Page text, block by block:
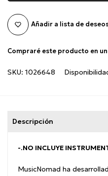
Añadir a lista de
Compraré este producto en
SKU: 1026648
Descripción
-.NO INCLUYE
MusicNomad ha